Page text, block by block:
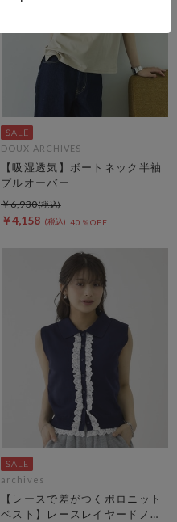
DOUX ARCHIVES
【吸湿透気】ボートネック半袖
プルオーバー
￥4,158 40％OFF
￥6,930
archives
【レースで差がつくポロニット
ベスト】レースレイヤードノー